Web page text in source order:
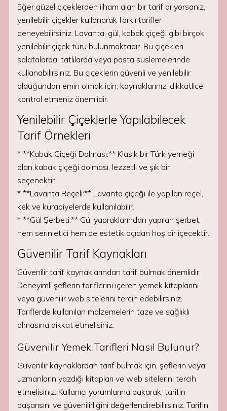
Eğer güzel çiçeklerden ilham alan bir tarif arıyorsanız,
yenilebilir çiçekler kullanarak farklı tarifler
deneyebilirsiniz. Lavanta, gül, kabak çiçeği gibi birçok
yenilebilir çiçek türü bulunmaktadır. Bu çiçekleri
salatalarda, tatlılarda veya pasta süslemelerinde
kullanabilirsiniz. Bu çiçeklerin güvenli ve yenilebilir
olduğundan emin olmak için, kaynaklarınızı dikkatlice
kontrol etmeniz önemlidir.
Yenilebilir Çiçeklerle Yapılabilecek
Tarif Örnekleri
* **Kabak Çiçeği Dolması:** Klasik bir Türk yemeği
olan kabak çiçeği dolması, lezzetli ve şık bir
seçenektir.
* **Lavanta Reçeli:** Lavanta çiçeği ile yapılan reçel,
kek ve kurabiyelerde kullanılabilir.
* **Gül Şerbeti:** Gül yapraklarından yapılan şerbet,
hem serinletici hem de estetik açıdan hoş bir içecektir.
Güvenilir Tarif Kaynakları
Güvenilir tarif kaynaklarından tarif bulmak önemlidir.
Deneyimli şeflerin tariflerini içeren yemek kitaplarını
veya güvenilir web sitelerini tercih edebilirsiniz.
Tariflerde kullanılan malzemelerin taze ve sağlıklı
olmasına dikkat etmelisiniz.
Güvenilir Yemek Tarifleri Nasıl Bulunur?
Güvenilir kaynaklardan tarif bulmak için, şeflerin veya
uzmanların yazdığı kitapları ve web sitelerini tercih
etmelisiniz. Kullanıcı yorumlarına bakarak, tarifin
başarısını ve güvenilirliğini değerlendirebilirsiniz. Tarifin